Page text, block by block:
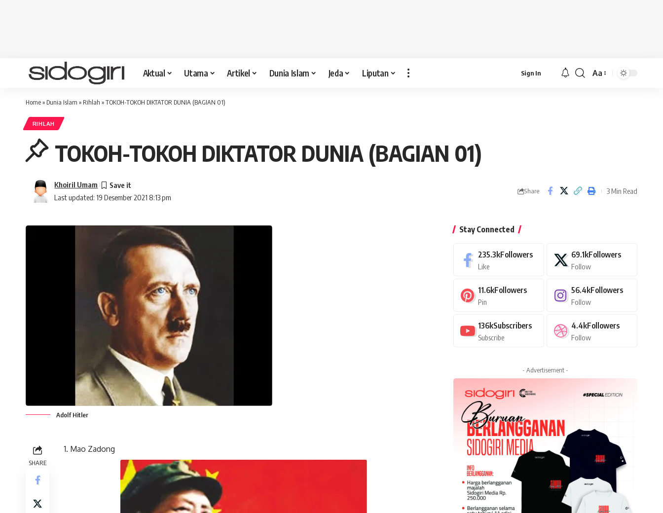
Aktual Utama Artikel Dunia Islam Jeda Liputan Sign In
Font
Aa
Home» Dunia Islam » Rihlah »TOKOH-TOKOH DIKTATOR DUNIA (BAGIAN 01)
RIHLAH
TOKOH-TOKOH DIKTATOR DUNIA (BAGIAN 01)
Last updated: 19 Desember 2021 8:13 pm
Khoiril Umam
Share 3 Min Read
Adolf Hitler
SHARE
Mao Zadong
Facebook Twitter
Stay Connected
235.3kFollowers
Like
69.1kFollowers
Follow
11.6kFollowers
Pin
56.4kFollowers
Follow
136kSubscribers
Subscribe
4.4kFollowers
Follow
- Advertisement -